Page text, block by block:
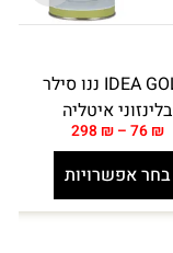
IDEA GOLD ננו סילר
בלינזוני איטליה
76 ₪
–
298 ₪
בחר אפשרויות